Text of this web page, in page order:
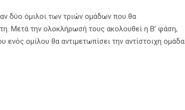
δύο όμιλοι των τριών ομάδων που θα
Μετά την ολοκλήρωσή τους ακολουθεί η Β’ φάση,
ομίλου θα αντιμετωπίσει την αντίστοιχη ομάδα